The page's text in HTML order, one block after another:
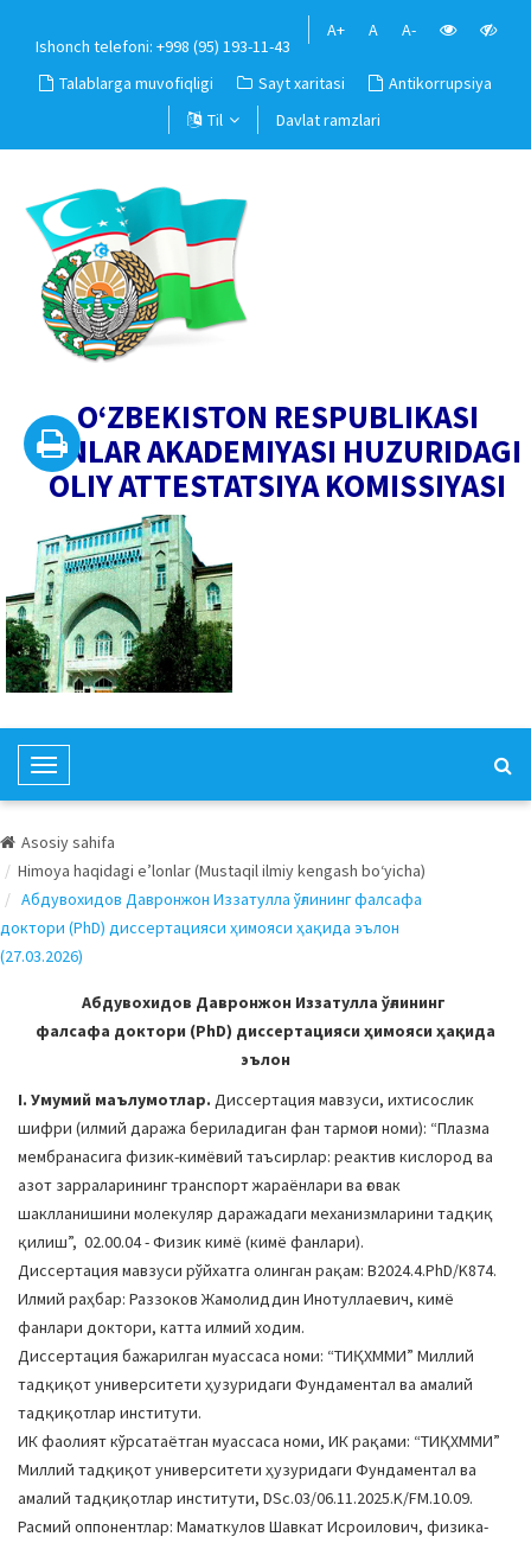
Ishonch telefoni: +998 (95) 193-11-43
A+ A A-
Talablarga muvofiqligi Sayt xaritasi
Antikorrupsiya
Til
Davlat ramzlari
O‘ZBEKISTON RESPUBLIKASI
FANLAR AKADEMIYASI HUZURIDAGI
OLIY ATTESTATSIYA KOMISSIYASI
T
o
g
e
N
a
i
t
i
o
n
Asosiy sahifa
Himoya haqidagi e’lonlar (Mustaqil ilmiy kengash bo‘yicha)
Абдувохидов Давронжон Иззатулла ўғлининг фалсафа
доктори (PhD) диссертацияси ҳимояси ҳақида эълон
(27.03.2026)
Абдувохидов Давронжон Иззатулла ўғлининг
фалсафа доктори (PhD) диссертацияси ҳимояси ҳақида
эълон
I. Умумий маълумотлар. Диссертация мавзуси, ихтисослик
шифри (илмий даража бериладиган фан тармоғи номи): “Плазма
мембранасига физик-кимёвий таъсирлар: реактив кислород ва
азот зарраларининг транспорт жараёнлари ва ғовак
шаклланишини молекуляр даражадаги механизмларини тадқиқ
қилиш”, 02.00.04 - Физик кимё (кимё фанлари).
Диссертация мавзуси рўйхатга олинган рақам: В2024.4.PhD/K874.
Илмий раҳбар: Раззоков Жамолиддин Инотуллаевич, кимё
фанлари доктори, катта илмий ходим.
Диссертация бажарилган муассаса номи: “ТИҚХММИ” Миллий
тадқиқот университети ҳузуридаги Фундаментал ва амалий
тадқиқотлар институти.
ИК фаолият кўрсатаётган муассаса номи, ИК рақами: “ТИҚХММИ”
Миллий тадқиқот университети ҳузуридаги Фундаментал ва
амалий тадқиқотлар институти, DSc.03/06.11.2025.K/FM.10.09.
Расмий оппонентлар: Маматкулов Шавкат Исроилович, физика-